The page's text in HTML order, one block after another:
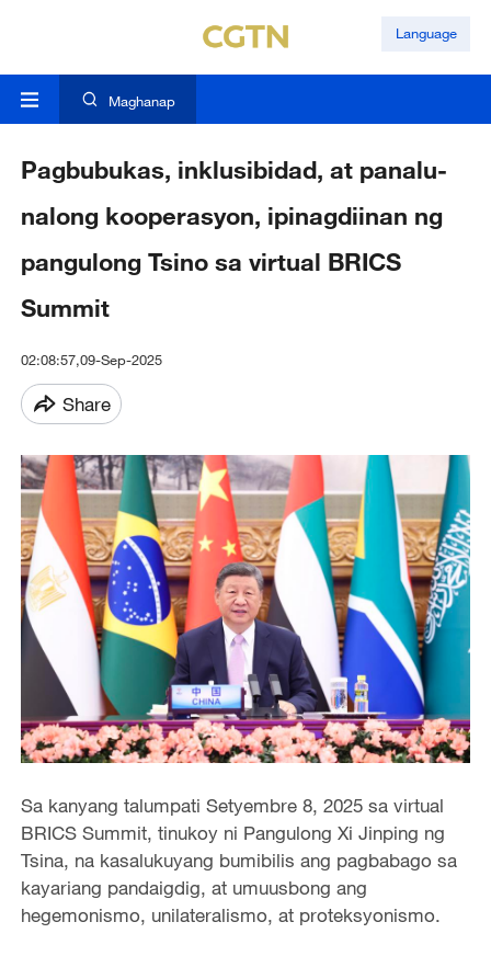
Language
Maghanap
Pagbubukas, inklusibidad, at panalu-
nalong kooperasyon, ipinagdiinan ng
pangulong Tsino sa virtual BRICS
Summit
02:08:57,09-Sep-2025
Share
Sa kanyang talumpati Setyembre 8, 2025 sa virtual
BRICS Summit, tinukoy ni Pangulong Xi Jinping ng
Tsina, na kasalukuyang bumibilis ang pagbabago sa
kayariang pandaigdig, at umuusbong ang
hegemonismo, unilateralismo, at proteksyonismo.